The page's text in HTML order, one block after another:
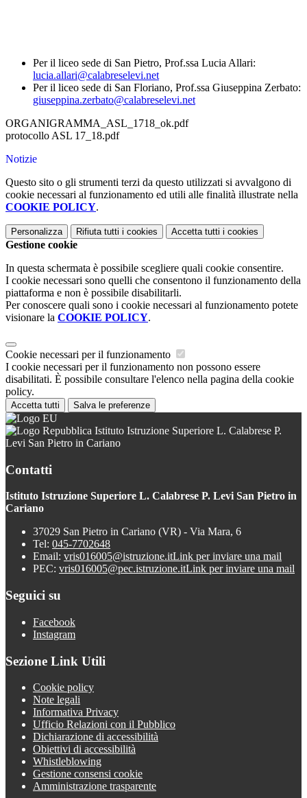
Per il liceo sede di San Pietro, Prof.ssa Lucia Allari:
lucia.allari@calabreselevi.net
Per il liceo sede di San Floriano, Prof.ssa Giuseppina Zerbato:
giuseppina.zerbato@calabreselevi.net
ORGANIGRAMMA_ASL_1718_ok.pdf
protocollo ASL 17_18.pdf
Notizie
Questo sito o gli strumenti terzi da questo utilizzati si avvalgono di
cookie necessari al funzionamento ed utili alle finalità illustrate nella
COOKIE POLICY.
Personalizza Rifiuta tutti i cookies Accetta tutti i cookies
Gestione cookie
In questa schermata è possibile scegliere quali cookie consentire.
I cookie necessari sono quelli che consentono il funzionamento della
piattaforma e non è possibile disabilitarli.
Per conoscere quali sono i cookie necessari al funzionamento potete
visionare la COOKIE POLICY.
Cookie necessari per il funzionamento
I cookie necessari per il funzionamento non possono essere
disabilitati. È possibile consultare l'elenco nella pagina della cookie
policy.
Accetta tutti Salva le preferenze
Istituto Istruzione Superiore L. Calabrese P.
Levi San Pietro in Cariano
Contatti
Istituto Istruzione Superiore L. Calabrese P. Levi San Pietro in
Cariano
37029 San Pietro in Cariano (VR) - Via Mara, 6
Tel: 045-7702648
Email: vris016005@istruzione.itLink per inviare una mail
PEC: vris016005@pec.istruzione.itLink per inviare una mail
Seguici su
Facebook
Instagram
Sezione Link Utili
Cookie policy
Note legali
Informativa Privacy
Ufficio Relazioni con il Pubblico
Dichiarazione di accessibilità
Obiettivi di accessibilità
Whistleblowing
Gestione consensi cookie
Amministrazione trasparente